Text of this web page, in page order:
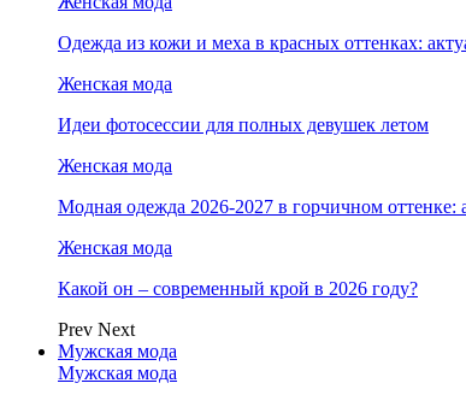
Одежда из кожи и меха в красных оттенках:
Женская мода
Идеи фотосессии для полных девушек летом
Женская мода
Модная одежда 2026-2027 в горчичном оттенке:
Женская мода
Какой он – современный крой в 2026 году?
Prev Next
Мужская мода
Мужская мода